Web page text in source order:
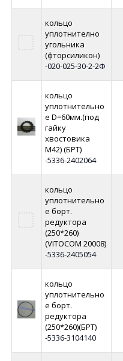
кольцо
уплотнително
угольника
(фторсиликон)
-020-025-30-2-2Ф
кольцо
уплотнительно
е D=60мм.(под
гайку
хвостовика
М42) (БРТ)
-5336-2402064
кольцо
уплотнительно
е борт.
редуктора
(250*260)
(VITOCOM 20008)
-5336-2405054
кольцо
уплотнительно
е борт.
редуктора
(250*260)(БРТ)
-5336-3104140